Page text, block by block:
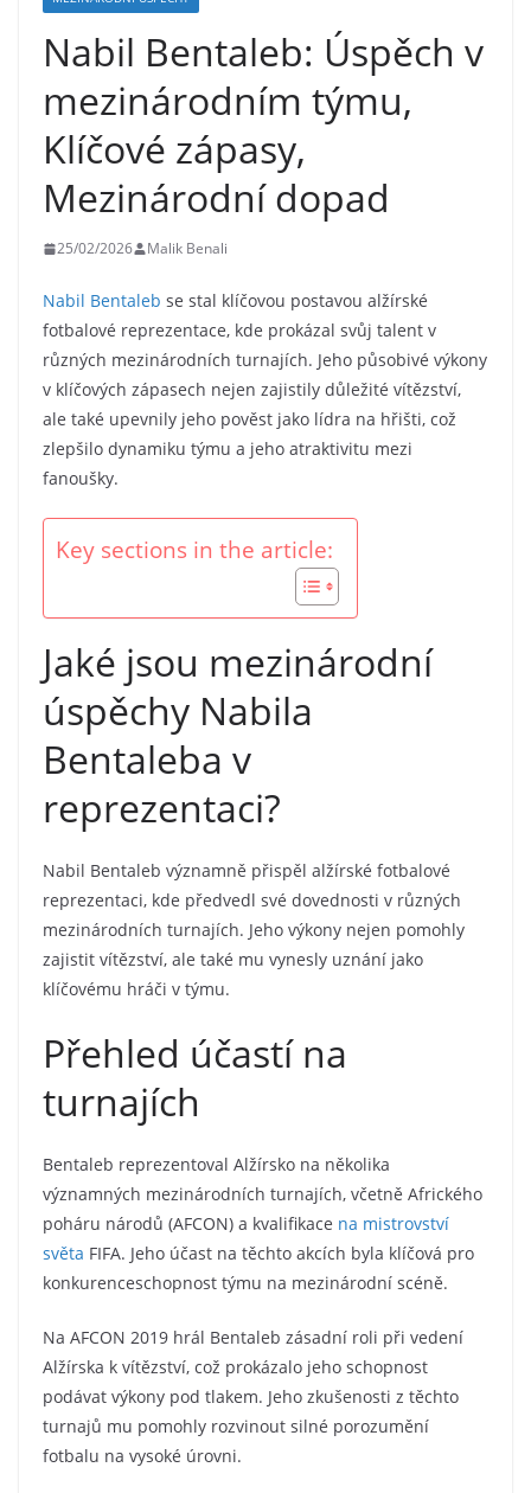
Nabil Bentaleb: Úspěch v
mezinárodním týmu,
Klíčové zápasy,
Mezinárodní dopad
25/02/2026 Malik Benali
Nabil Bentaleb se stal klíčovou postavou alžírské
fotbalové reprezentace, kde prokázal svůj talent v
různých mezinárodních turnajích. Jeho působivé výkony
v klíčových zápasech nejen zajistily důležité vítězství,
ale také upevnily jeho pověst jako lídra na hřišti, což
zlepšilo dynamiku týmu a jeho atraktivitu mezi
fanoušky.
Key sections in the article:
Jaké jsou mezinárodní
úspěchy Nabila
Bentaleba v
reprezentaci?
Nabil Bentaleb významně přispěl alžírské fotbalové
reprezentaci, kde předvedl své dovednosti v různých
mezinárodních turnajích. Jeho výkony nejen pomohly
zajistit vítězství, ale také mu vynesly uznání jako
klíčovému hráči v týmu.
Přehled účastí na
turnajích
Bentaleb reprezentoval Alžírsko na několika
významných mezinárodních turnajích, včetně Afrického
poháru národů (AFCON) a kvalifikace na mistrovství
světa FIFA. Jeho účast na těchto akcích byla klíčová pro
konkurenceschopnost týmu na mezinárodní scéně.
Na AFCON 2019 hrál Bentaleb zásadní roli při vedení
Alžírska k vítězství, což prokázalo jeho schopnost
podávat výkony pod tlakem. Jeho zkušenosti z těchto
turnajů mu pomohly rozvinout silné porozumění
fotbalu na vysoké úrovni.